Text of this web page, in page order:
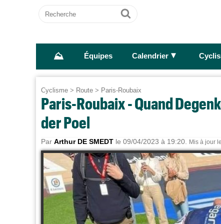
Recherche
Ok
⛰ Équipes Calendrier ►
Cyclisme > Route > Paris-Roubaix
Paris-Roubaix - Quand
der Poel
Par Arthur DE SMEDT le 09/04/2023 à 19:20. Mis à jour